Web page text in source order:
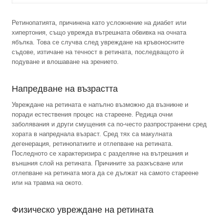
Ретинопатията, причинена като усложнение на диабет или
хипертония, също уврежда вътрешната обвивка на очната
ябълка. Това се случва след увреждане на кръвоносните
съдове, изтичане на течност в ретината, последващото ѝ
подуване и влошаване на зрението.
Напредване на възрастта
Увреждане на ретината е напълно възможно да възникне и
поради естествения процес на стареене. Редица очни
заболявания и други смущения са по-често разпространени сред
хората в напреднала възраст. Сред тях са макулната
дегенерация, ретинопатиите и отлепване на ретината.
Последното се характеризира с разделяне на вътрешния и
външния слой на ретината. Причините за разкъсване или
отлепване на ретината мога да се дължат на самото стареене
или на травма на окото.
Физическо увреждане на ретината